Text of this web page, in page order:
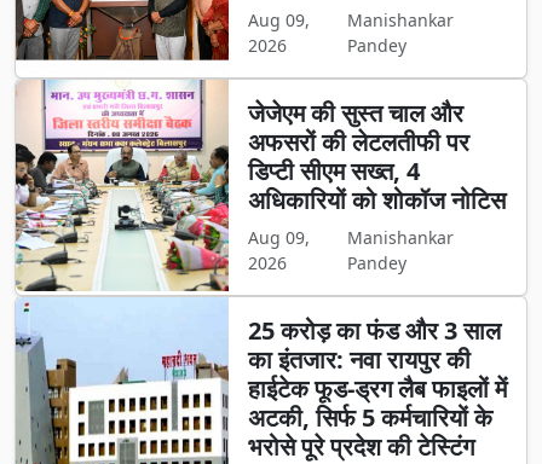
Aug 09,
2026
Manishankar
Pandey
जेजेएम की सुस्त चाल और
अफसरों की लेटलतीफी पर
डिप्टी सीएम सख्त, 4
अधिकारियों को शोकॉज नोटिस
Aug 09,
2026
Manishankar
Pandey
25 करोड़ का फंड और 3 साल
का इंतजार: नवा रायपुर की
हाईटेक फूड-ड्रग लैब फाइलों में
अटकी, सिर्फ 5 कर्मचारियों के
भरोसे पूरे प्रदेश की टेस्टिंग